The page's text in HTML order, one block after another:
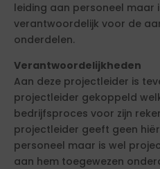
leiding aan personeel maar
verantwoordelijk voor de
onderdelen.
Verantwoordelijkheden
Aan deze projectleider is
projectleider gekoppeld
bedrijfsproces voor zijn
projectleider geeft geen
personeel maar is wel
aan hem toegewezen